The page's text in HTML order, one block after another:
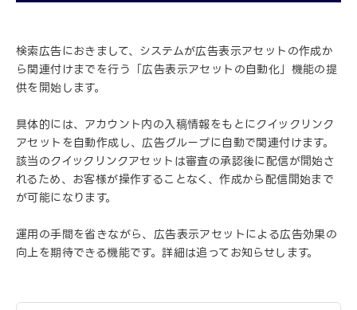
検索広告におきまして、システムが広告表示アセットの作成か
ら関連付けまでを行う「広告表示アセットの自動化」機能の提
供を開始します。
具体的には、アカウント内の入稿情報をもとにクイックリンク
アセットを自動作成し、広告グループに自動で関連付けます。
該当のクイックリンクアセットは審査の承認後に配信が開始さ
れるため、お客様が操作することなく、作成から配信開始まで
が可能になります。
運用の手間を省きながら、広告表示アセットによる広告効果の
向上を期待できる機能です。詳細は追ってお知らせします。